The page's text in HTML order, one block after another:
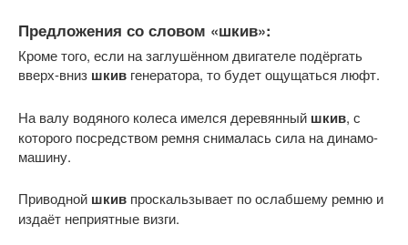
Предложения со словом «шкив»:
Кроме того, если на заглушённом двигателе подёргать
вверх-вниз шкив генератора, то будет ощущаться люфт.
На валу водяного колеса имелся деревянный шкив, с
которого посредством ремня снималась сила на динамо-
машину.
Приводной шкив проскальзывает по ослабшему ремню и
издаёт неприятные визги.